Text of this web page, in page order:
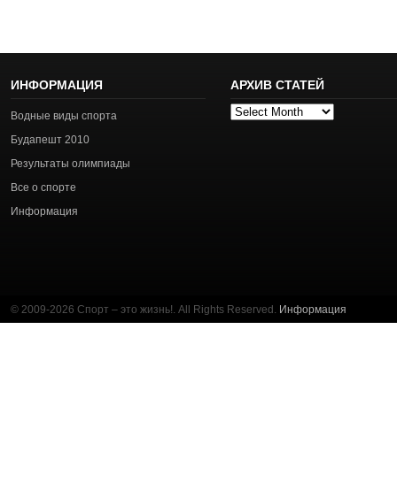
ИНФОРМАЦИЯ
Водные виды спорта
Будапешт 2010
Результаты олимпиады
Все о спорте
Информация
АРХИВ СТАТЕЙ
Архив
© 2009-2026 Спорт – это жизнь!. All Rights Reserved. Информация